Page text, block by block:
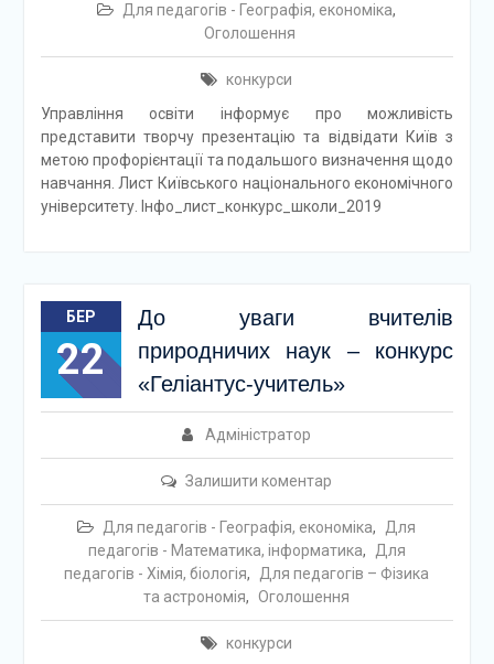
Для педагогів - Географія, економіка,
Оголошення
конкурси
Управління освіти інформує про можливість
представити творчу презентацію та відвідати Київ з
метою профорієнтації та подальшого визначення щодо
навчання. Лист Київського національного економічного
університету. Інфо_лист_конкурс_школи_2019
БЕР
22
До уваги вчителів
природничих наук – конкурс
«Геліантус-учитель»
Адміністратор
Залишити коментар
Для педагогів - Географія, економіка,
Для
педагогів - Математика, інформатика,
Для
педагогів - Хімія, біологія,
Для педагогів – Фізика
та астрономія, Оголошення
конкурси